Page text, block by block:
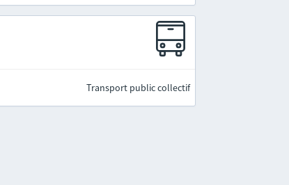
Transport public collectif